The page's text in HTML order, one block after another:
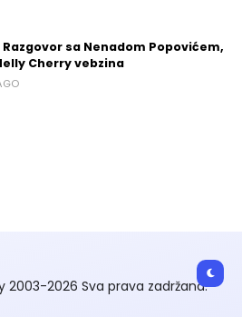
sa Nenadom Popovićem,
Cherry vebzina
2003-2026 Sva prava zadržana.